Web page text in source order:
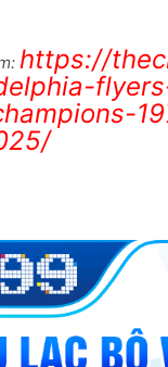
https://